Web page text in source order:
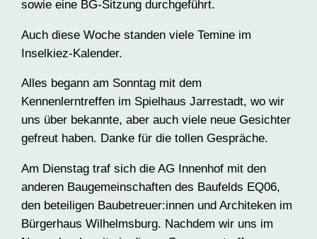
sowie eine BG-Sitzung durchgeführt.
Auch diese Woche standen viele Temine im
Inselkiez-Kalender.
Alles begann am Sonntag mit dem
Kennenlerntreffen im Spielhaus Jarrestadt, wo wir
uns über bekannte, aber auch viele neue Gesichter
gefreut haben. Danke für die tollen Gespräche.
Am Dienstag traf sich die AG Innenhof mit den
anderen Baugemeinschaften des Baufelds EQ06,
den beteiligen Baubetreuer:innen und Architeken im
Bürgerhaus Wilhelmsburg. Nachdem wir uns im